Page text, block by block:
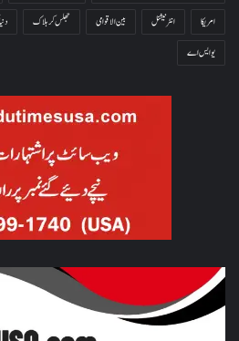
امریکا
انٹرنیشنل بین الاقوامی جھلس کر ہلاک
یو ایس اے